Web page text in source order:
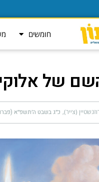
חומשים
של
(צייר) כ״ג בשבט ה׳תשפ״א (פברואר 5,